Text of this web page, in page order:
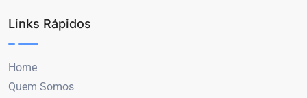
Links Rápidos
Home
Quem Somos